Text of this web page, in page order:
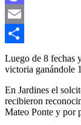
Mastodon
Email
Compartir
Luego de 8 fechas
victoria ganándole
En Jardines el
recibieron
Mateo Ponte y por